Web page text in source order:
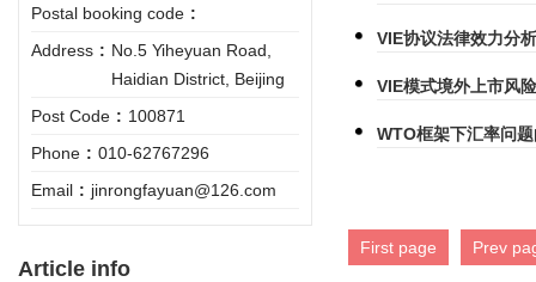
Postal booking code :
Address : No.5 Yiheyuan Road,
Haidian District, Beijing
Post Code : 100871
Phone : 010-62767296
Email : jinrongfayuan@126.com
Article info
VIE协议法律效力分
VIE模式境外上市风
WTO框架下汇率问
First page Prev